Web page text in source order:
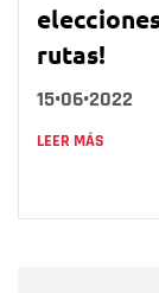
rutas!
15•06•2022
LEER MÁS